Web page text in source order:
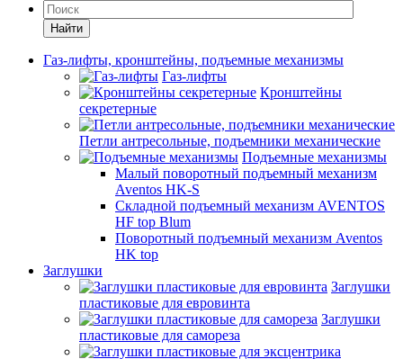
Найти
Газ-лифты, кронштейны, подъемные механизмы
Газ-лифты
Кронштейны
секретерные
Петли антресольные, подъемники механические
Подъемные механизмы
Малый поворотный подъемный механизм
Aventos HK-S
Складной подъемный механизм AVENTOS
HF top Blum
Поворотный подъемный механизм Aventos
HK top
Заглушки
Заглушки
пластиковые для евровинта
Заглушки
пластиковые для самореза